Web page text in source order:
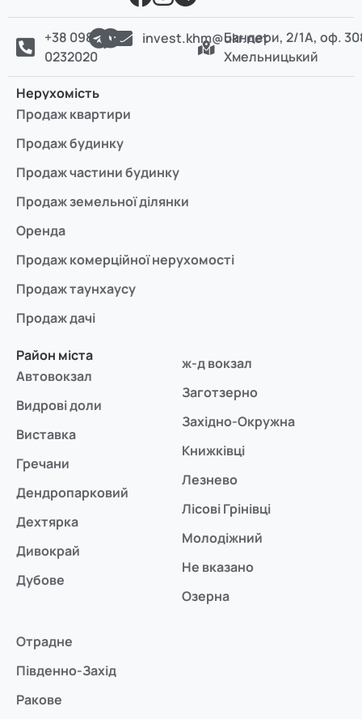
+38 098
0232020
invest.khm@ukr.netБандери, 2/1А, оф.
Хмельницький
Нерухомість
Продаж квартири
Продаж будинку
Продаж частини будинку
Продаж земельної ділянки
Оренда
Продаж комерційної нерухомості
Продаж таунхаусу
Продаж дачі
Район міста
Автовокзал
Видрові доли
Виставка
Гречани
Дендропарковий
Дехтярка
Дивокрай
Дубове
ж-д вокзал
Заготзерно
Західно-Окружна
Книжківці
Лезнево
Лісові Грінівці
Молодіжний
Не вказано
Озерна
Отрадне
Південно-Захід
Ракове